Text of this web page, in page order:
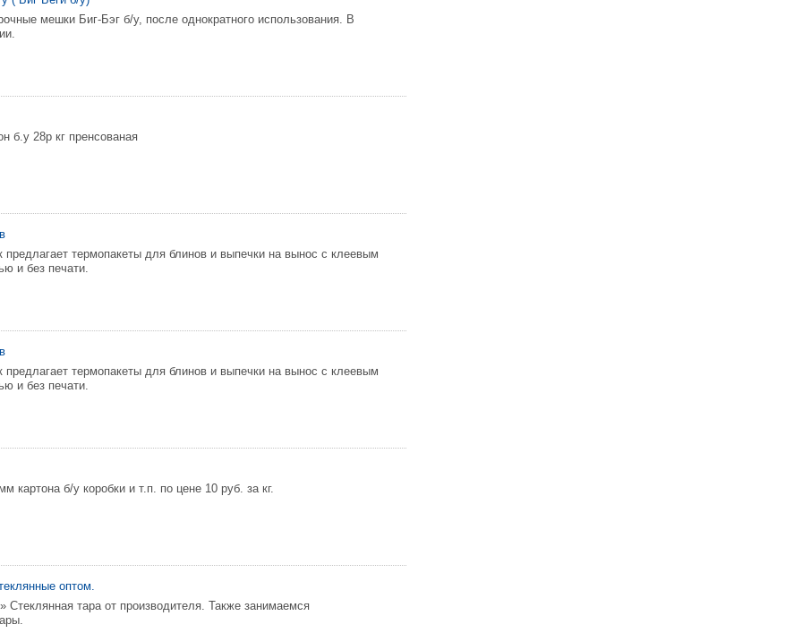
мешки Биг-Бэг б/у, после однократного использования. В
б.у 28р кг пренсованая
предлагает термопакеты для блинов и выпечки на вынос с клеевым
и без печати.
предлагает термопакеты для блинов и выпечки на вынос с клеевым
и без печати.
картона б/у коробки и т.п. по цене 10 руб. за кг.
оптом.
Стеклянная тара от производителя. Также занимаемся